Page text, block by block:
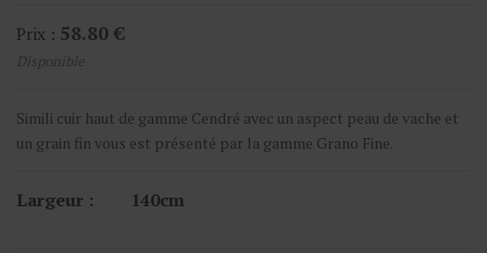
Prix : 58.80 €
Disponible
Simili cuir haut de gamme Cendré avec un aspect peau de vache et
un grain fin vous est présenté par la gamme Grano Fine.
Largeur : 140cm